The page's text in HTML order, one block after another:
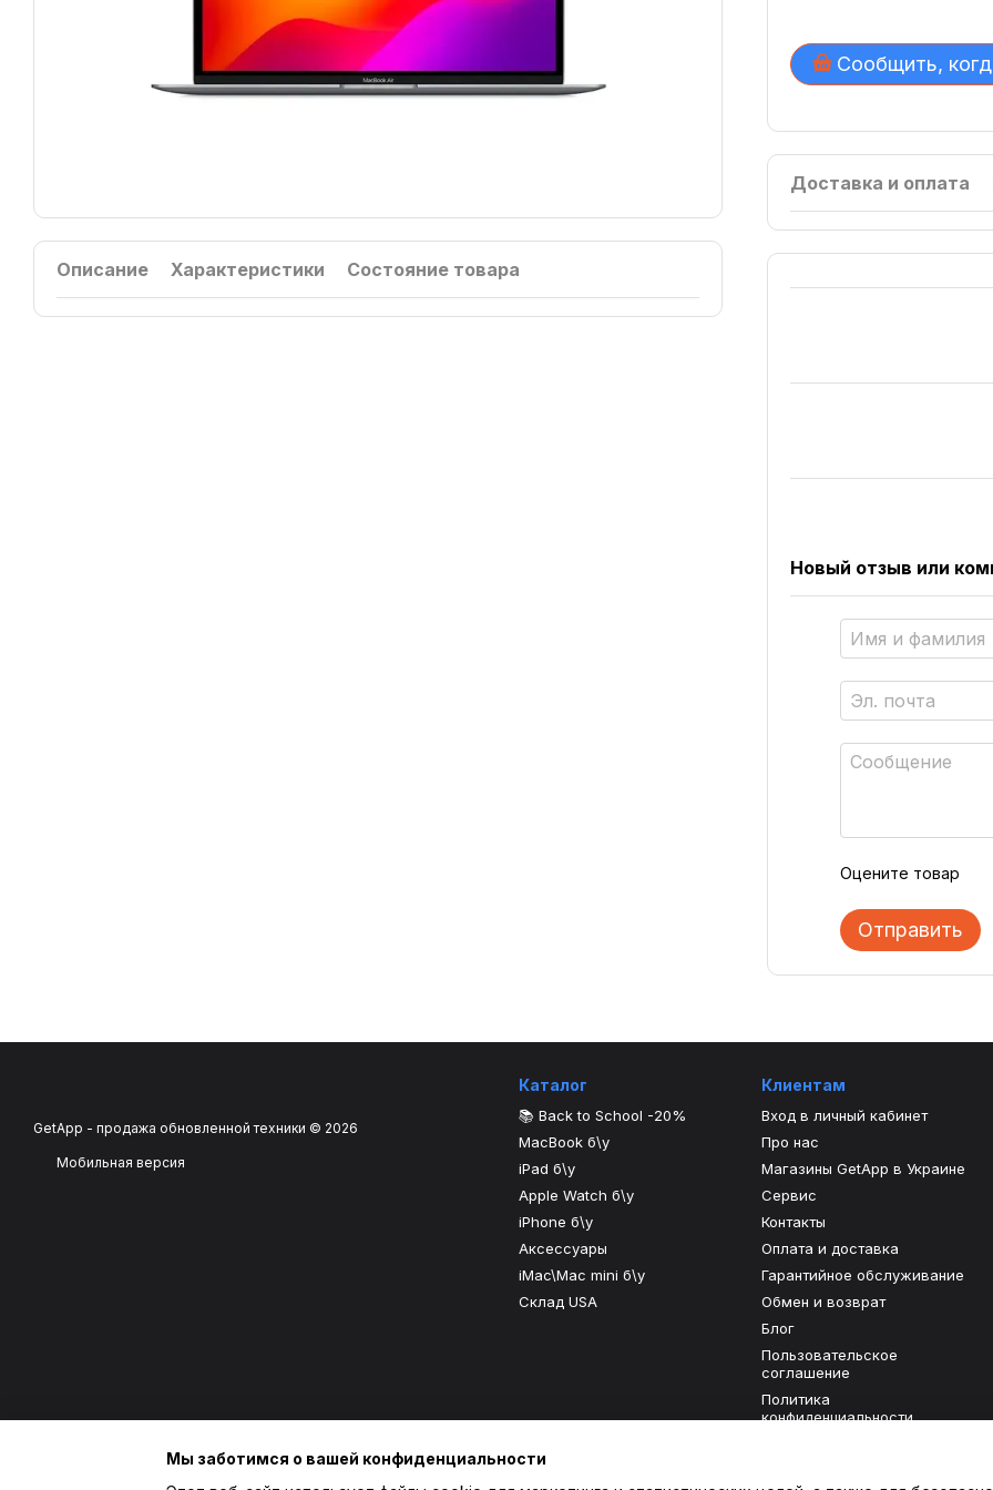
Описание Характеристики Состояние товара
Сообщить,
Доставка и оплата
Новый отзыв или
Оцените товар
Отправить
GetApp - продажа обновленной техники © 2026
Мобильная версия
Каталог
📚 Back to School -20%
MacBook б\у
iPad б\у
Apple Watch б\у
iPhone б\у
Аксессуары
iMac\Mac mini б\у
Склад USA
Клиентам
Вход в личный кабинет
Про нас
Магазины GetApp в Украине
Сервис
Контакты
Оплата и доставка
Гарантийное обслуживание
Обмен и возврат
Блог
Пользовательское
соглашение
Политика
конфиденциальности
Мы заботимся о вашей конфиденциальности